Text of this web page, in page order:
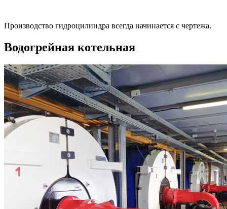
Производство гидроцилиндра всегда начинается с чертежа.
Водогрейная котельная